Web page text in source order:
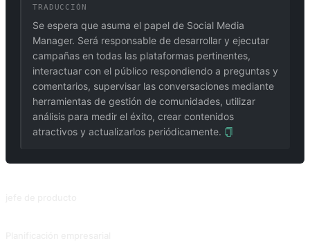
TRADUCCIÓN
Se espera que asuma el papel de Social Media
Manager. Será responsable de desarrollar y ejecutar
campañas en todas las plataformas pertinentes,
interactuar con el público respondiendo a preguntas y
comentarios, supervisar las conversaciones mediante
herramientas de gestión de comunidades, utilizar
análisis para medir el éxito, crear contenidos
atractivos y actualizarlos periódicamente.